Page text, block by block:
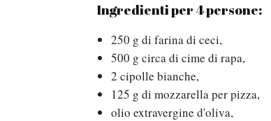
Ingredienti per 4 persone:
250 g di farina di ceci,
500 g circa di cime di rapa,
2 cipolle bianche,
125 g di mozzarella per pizza,
olio extravergine d'oliva,